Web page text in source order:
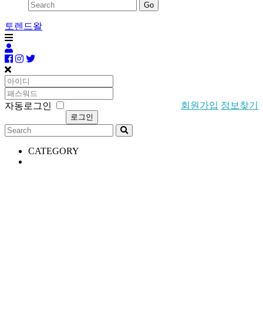
Go
토렌드왈
자동로그인 회원가입 정보찾기
CATEGORY